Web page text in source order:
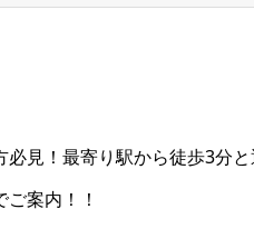
見！最寄り駅から徒歩3分
案内！！